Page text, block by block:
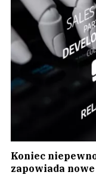
Koniec
zapowiada